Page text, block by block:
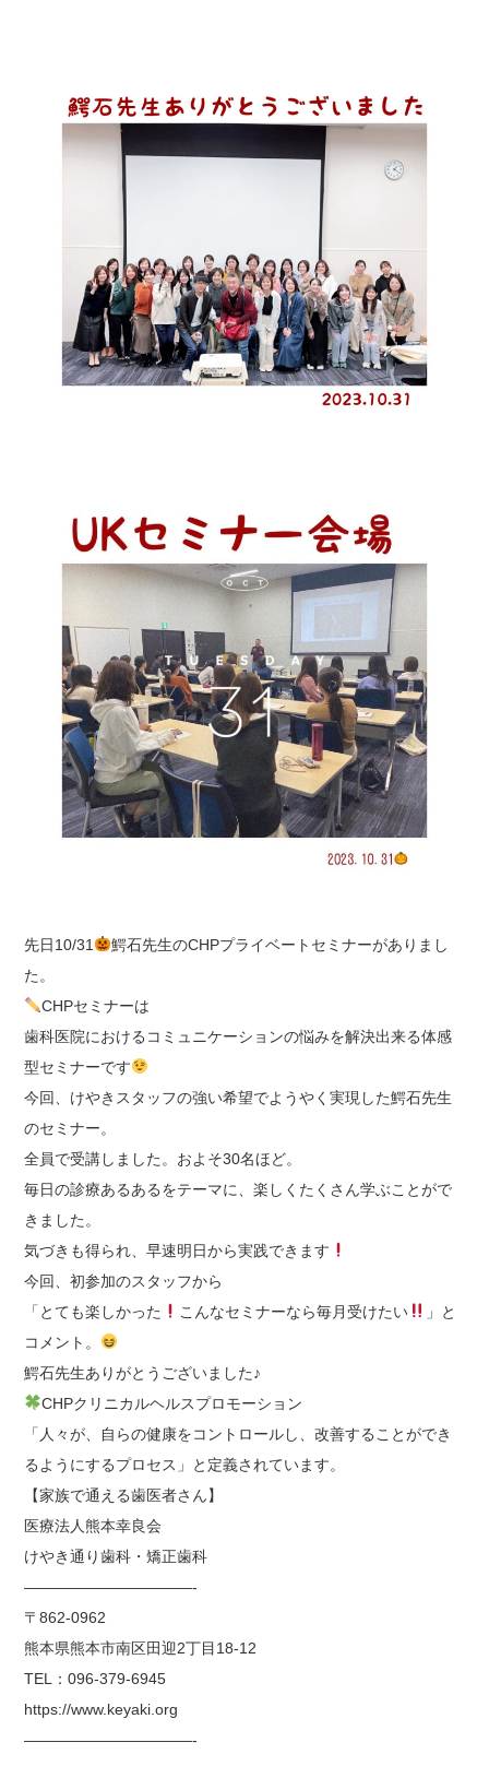
先日10/31 鰐石先生のCHPプライベートセミナーがありまし
た。
CHPセミナーは
歯科医院におけるコミュニケーションの悩みを解決出来る体感
型セミナーです
今回、けやきスタッフの強い希望でようやく実現した鰐石先生
のセミナー。
全員で受講しました。およそ30名ほど。
毎日の診療あるあるをテーマに、楽しくたくさん学ぶことがで
きました。
気づきも得られ、早速明日から実践できます
今回、初参加のスタッフから
「とても楽しかった
こんなセミナーなら毎月受けたい
」と
コメント。
鰐石先生ありがとうございました♪
CHPクリニカルヘルスプロモーション
「人々が、自らの健康をコントロールし、改善することができ
るようにするプロセス」と定義されています。
【家族で通える歯医者さん】
医療法人熊本幸良会
けやき通り歯科・矯正歯科
———————————-
〒862-0962
熊本県熊本市南区田迎2丁目 18-12
TEL
：096-379-6945
https://www.keyaki.org
———————————-